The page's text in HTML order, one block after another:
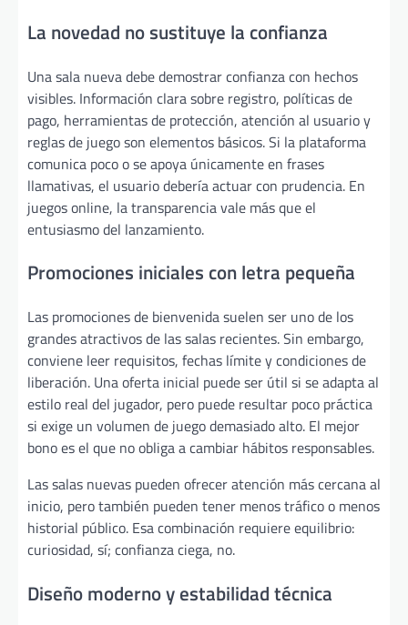
La novedad no sustituye la confianza
Una sala nueva debe demostrar confianza con hechos
visibles. Información clara sobre registro, políticas de
pago, herramientas de protección, atención al usuario y
reglas de juego son elementos básicos. Si la plataforma
comunica poco o se apoya únicamente en frases
llamativas, el usuario debería actuar con prudencia. En
juegos online, la transparencia vale más que el
entusiasmo del lanzamiento.
Promociones iniciales con letra pequeña
Las promociones de bienvenida suelen ser uno de los
grandes atractivos de las salas recientes. Sin embargo,
conviene leer requisitos, fechas límite y condiciones de
liberación. Una oferta inicial puede ser útil si se adapta al
estilo real del jugador, pero puede resultar poco práctica
si exige un volumen de juego demasiado alto. El mejor
bono es el que no obliga a cambiar hábitos responsables.
Las salas nuevas pueden ofrecer atención más cercana al
inicio, pero también pueden tener menos tráfico o menos
historial público. Esa combinación requiere equilibrio:
curiosidad, sí; confianza ciega, no.
Diseño moderno y estabilidad técnica